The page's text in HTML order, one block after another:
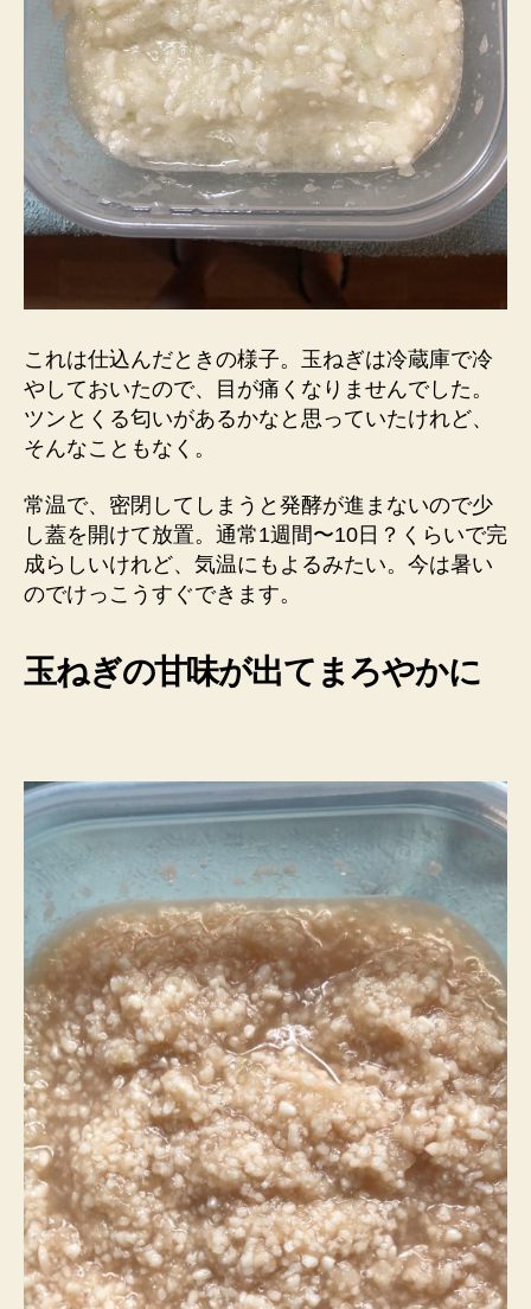
これは仕込んだときの様子。玉ねぎは冷蔵庫で冷
やしておいたので、目が痛くなりませんでした。
ツンとくる匂いがあるかなと思っていたけれど、
そんなこともなく。
常温で、密閉してしまうと発酵が進まないので少
し蓋を開けて放置。通常1週間〜10日？くらいで完
成らしいけれど、気温にもよるみたい。今は暑い
のでけっこうすぐできます。
玉ねぎの甘味が出てまろやかに